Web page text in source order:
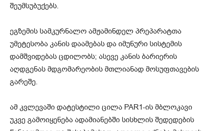
შეუმსუბუქებს.
ეგზემის სამკურნალო ამჟამინდელ პრეპარატთა
უმეტესობა კანის დაამებას და იმუნური სისტემის
დამშვიდებას ცდილობს; ასევე კანის ბარიერის
აღდგენას მდგომარეობის მთლიანად მოსუფთავების
გარეშე.
ამ კვლევაში დატესტილი ცილა PAR1-ის მბლოკავი
უკვე გამოიყენება ადამიანებში სისხლის შედედების